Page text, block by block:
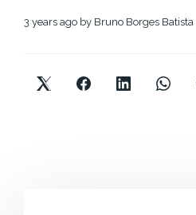
3 years ago by Bruno Borges Batista